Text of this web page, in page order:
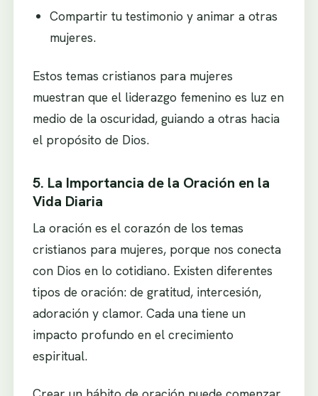
Compartir tu testimonio y animar a otras
mujeres.
Estos temas cristianos para mujeres
muestran que el liderazgo femenino es luz en
medio de la oscuridad, guiando a otras hacia
el propósito de Dios.
5. La Importancia de la Oración en la
Vida Diaria
La oración es el corazón de los temas
cristianos para mujeres, porque nos conecta
con Dios en lo cotidiano. Existen diferentes
tipos de oración: de gratitud, intercesión,
adoración y clamor. Cada una tiene un
impacto profundo en el crecimiento
espiritual.